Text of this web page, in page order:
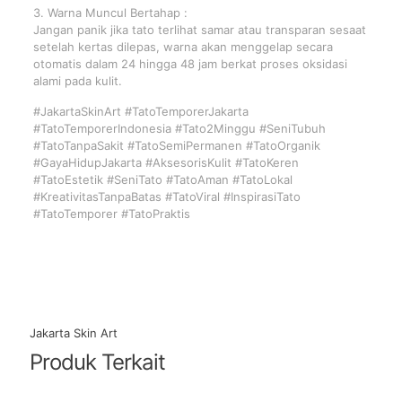
3. Warna Muncul Bertahap :
Jangan panik jika tato terlihat samar atau transparan sesaat
setelah kertas dilepas, warna akan menggelap secara
otomatis dalam 24 hingga 48 jam berkat proses oksidasi
alami pada kulit.
#JakartaSkinArt #TatoTemporerJakarta
#TatoTemporerIndonesia #Tato2Minggu #SeniTubuh
#TatoTanpaSakit #TatoSemiPermanen #TatoOrganik
#GayaHidupJakarta #AksesorisKulit #TatoKeren
#TatoEstetik #SeniTato #TatoAman #TatoLokal
#KreativitasTanpaBatas #TatoViral #InspirasiTato
#TatoTemporer #TatoPraktis
Jakarta Skin Art
Produk Terkait